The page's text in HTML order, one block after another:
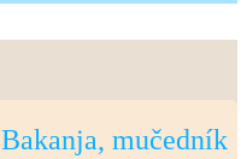
mučedník